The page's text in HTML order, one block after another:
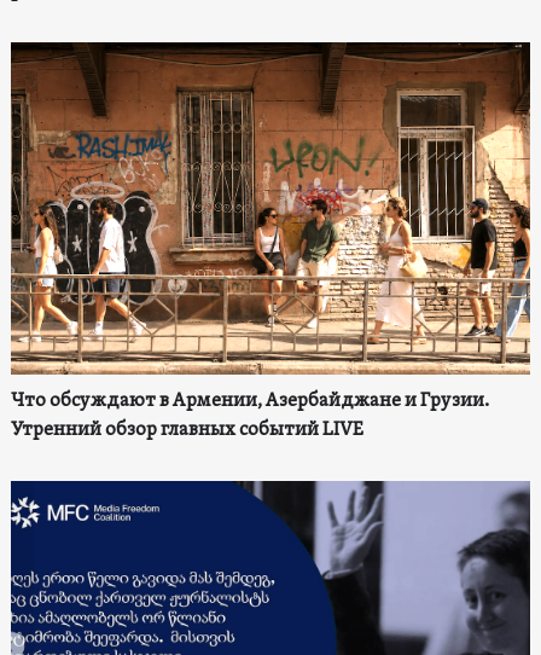
Что обсуждают в Армении, Азербайджане и Грузии.
Утренний обзор главных событий LIVE